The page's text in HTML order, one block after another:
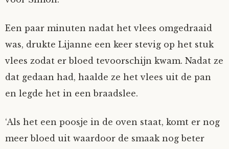
Een paar minuten nadat het vlees omgedraaid
was, drukte Lijanne een keer stevig op het stuk
vlees zodat er bloed tevoorschijn kwam. Nadat ze
dat gedaan had, haalde ze het vlees uit de pan
en legde het in een braadslee.
‘Als het een poosje in de oven staat, komt er nog
meer bloed uit waardoor de smaak nog beter